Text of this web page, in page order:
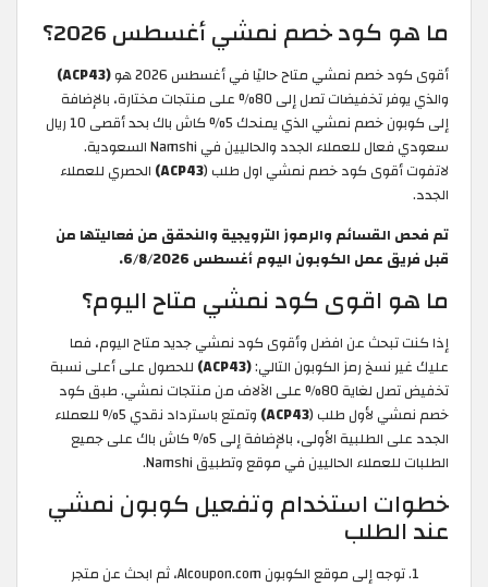
ما هو كود خصم نمشي أغسطس 2026؟
أقوى كود خصم نمشي متاح حاليًا في أغسطس 2026 هو
(ACP43)
والذي يوفر تخفيضات تصل إلى 80% على منتجات مختارة، بالإضافة
إلى كوبون خصم نمشي الذي يمنحك 5% كاش باك بحد أقصى 10 ريال
سعودي فعال للعملاء الجدد والحاليين في Namshi السعودية.
لاتفوت أقوى كود خصم نمشي اول طلب (ACP43) الحصري للعملاء
الجدد.
تم فحص القسائم والرموز الترويجية والنحقق من فعاليتها من
قبل فريق عمل الكوبون اليوم أغسطس 6/8/2026.
ما هو اقوى كود نمشي متاح اليوم؟
إذا كنت تبحث عن افضل وأقوى كود نمشي جديد متاح اليوم، فما
عليك غير نسخ رمز الكوبون التالي:(ACP43)
للحصول على أعلى نسبة
تخفيض تصل لغاية 80% على الآلاف من منتجات نمشي. طبق كود
خصم نمشي لأول طلب (ACP43)
وتمتع باسترداد نقدي 5% للعملاء
الجدد على الطلبية الأولى، بالإضافة إلى 5% كاش باك على جميع
الطلبات للعملاء الحاليين في موقع وتطبيق Namshi.
خطوات استخدام وتفعيل كوبون نمشي
عند الطلب
توجه إلى موقع الكوبون Alcoupon.com، ثم ابحث عن متجر